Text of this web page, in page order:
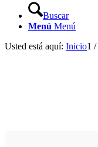
Buscar
Menú Menú
Usted está aquí: Inicio1 /